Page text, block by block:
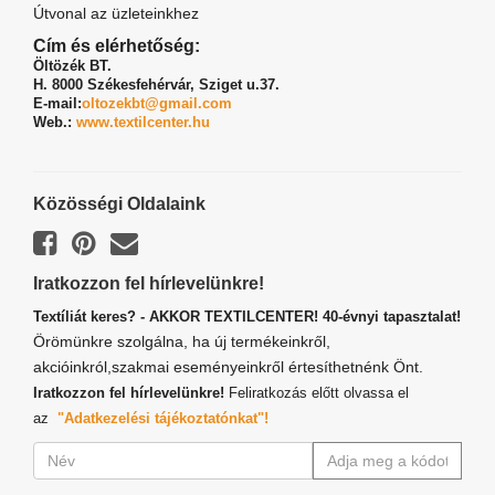
Útvonal az üzleteinkhez
Cím és elérhetőség:
Öltözék BT.
H. 8000 Székesfehérvár, Sziget u.37.
E-mail:oltozekbt@gmail.com
Web.: www.textilcenter.hu
Közösségi Oldalaink
Iratkozzon fel hírlevelünkre!
Textíliát keres? - AKKOR TEXTILCENTER! 40-évnyi tapasztalat!
Örömünkre szolgálna, ha új termékeinkről,
akcióinkról,szakmai eseményeinkről értesíthetnénk Önt.
Iratkozzon fel hírlevelünkre! Feliratkozás előtt olvassa el
az "Adatkezelési tájékoztatónkat"!